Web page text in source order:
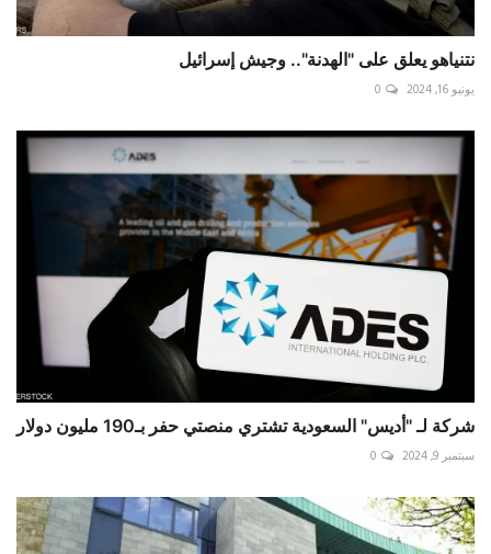
نتنياهو يعلق على "الهدنة".. وجيش إسرائيل
يونيو 16, 2024 0
شركة لـ "أديس" السعودية تشتري منصتي حفر بـ190 مليون دولار
سبتمبر 9, 2024 0